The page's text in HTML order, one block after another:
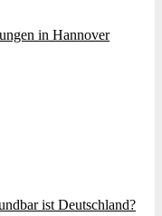
in Hannover
ist Deutschland?